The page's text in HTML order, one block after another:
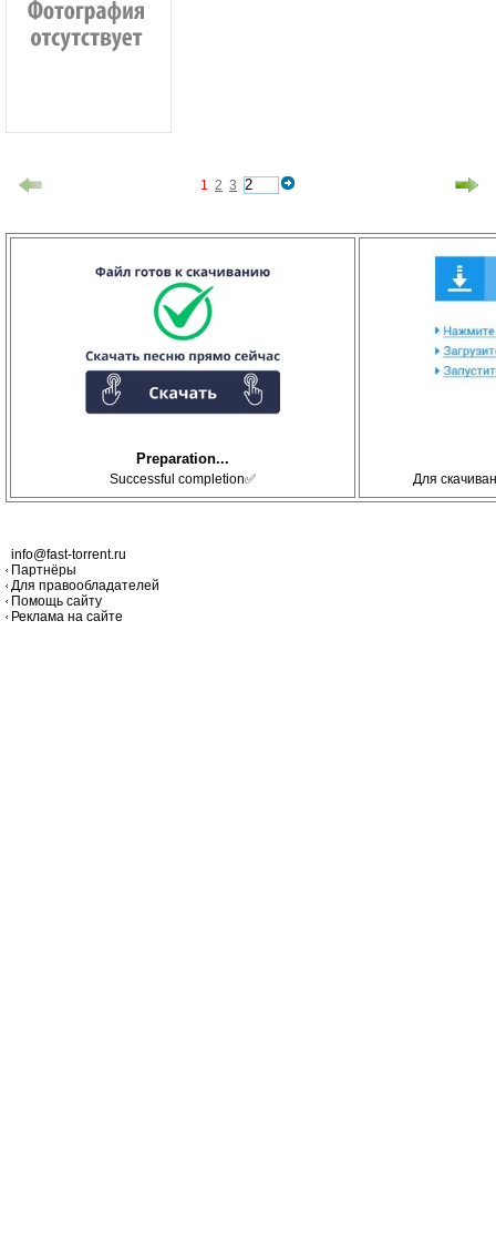
1 2 3
Preparation...
Successful completion✅ Для
info@fast-torrent.ru
Партнёры
Для правообладателей
Помощь сайту
Реклама на сайте